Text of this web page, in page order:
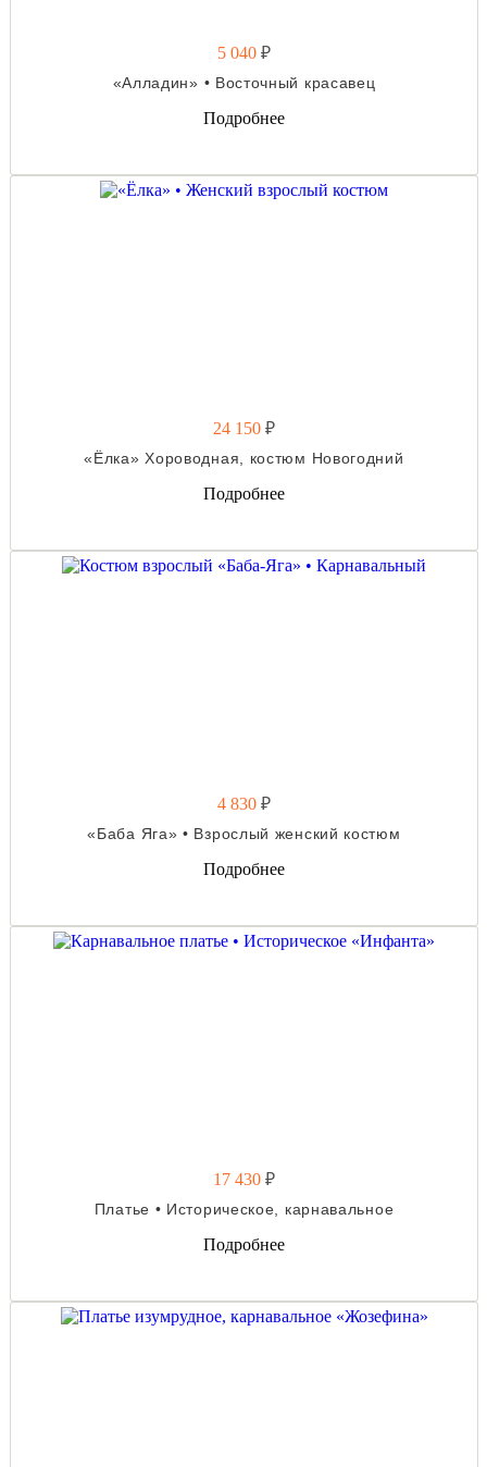
5 040 ₽
«Алладин» • Восточный красавец
Подробнее
24 150 ₽
«Ёлка» Хороводная, костюм Новогодний
Подробнее
4 830 ₽
«Баба Яга» • Взрослый женский костюм
Подробнее
17 430 ₽
Платье • Историческое, карнавальное
Подробнее